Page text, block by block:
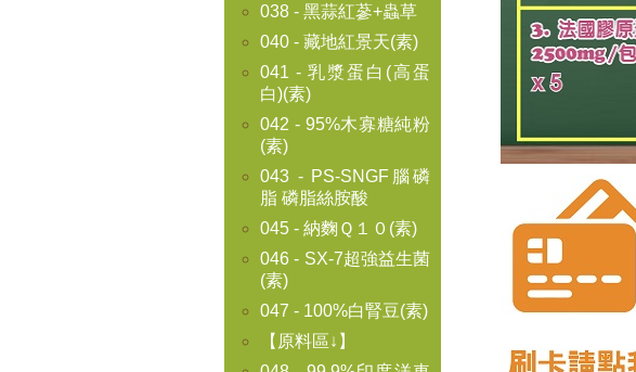
038 - 黑蒜紅蔘+蟲草
040 - 藏地紅景天(素)
041 - 乳漿蛋白(高蛋
白)(素)
042 - 95%木寡糖純粉
(素)
043 - PS-SNGF腦磷
脂 磷脂絲胺酸
045 - 納麴Ｑ１０(素)
046 - SX-7超強益生菌
(素)
047 - 100%白腎豆(素)
【原料區↓】